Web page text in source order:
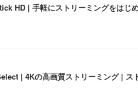
HD | 手軽にストリーミングをはじ
| 4Kの高画質ストリーミング | ス